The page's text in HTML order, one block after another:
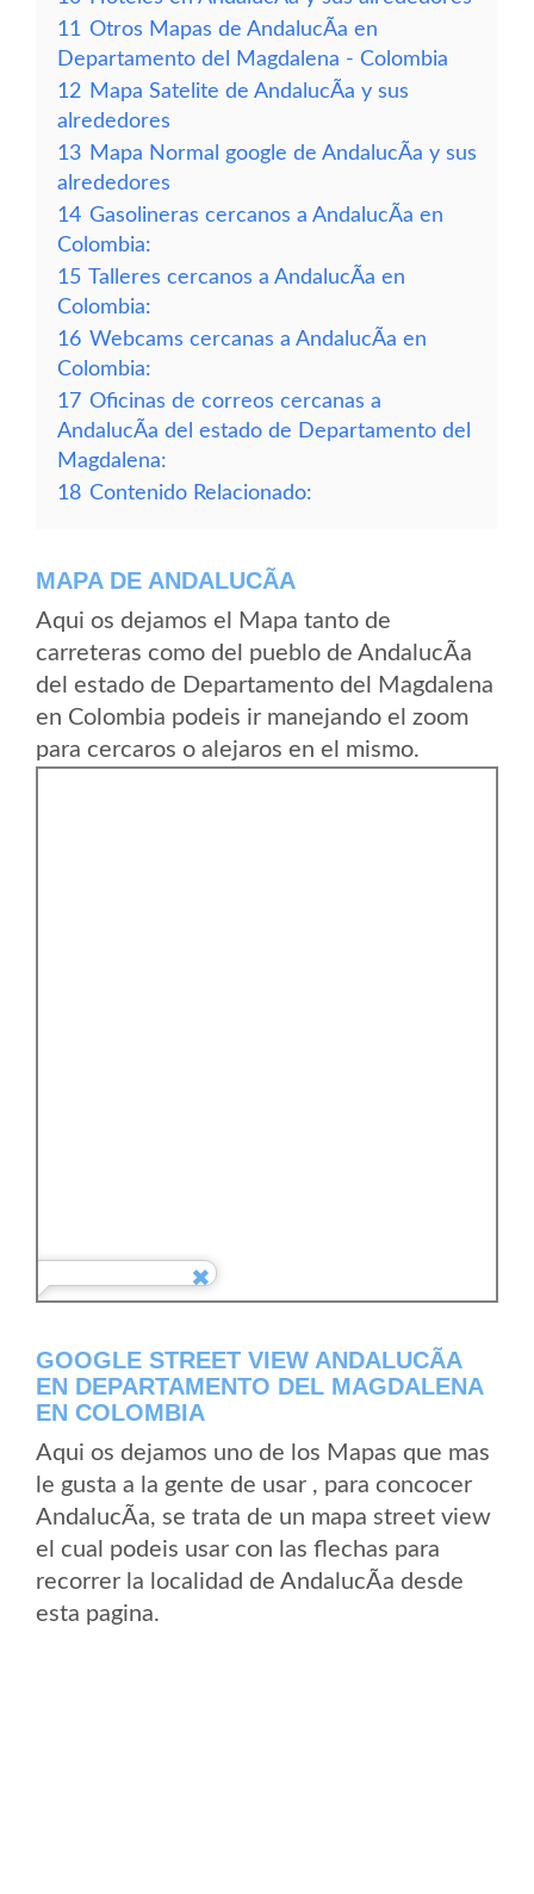
11 Otros Mapas de AndalucÃ­a en
Departamento del Magdalena - Colombia
12 Mapa Satelite de AndalucÃ­a y sus
alrededores
13 Mapa Normal google de AndalucÃ­a y sus
alrededores
14 Gasolineras cercanos a AndalucÃ­a en
Colombia:
15 Talleres cercanos a AndalucÃ­a en
Colombia:
16 Webcams cercanas a AndalucÃ­a en
Colombia:
17 Oficinas de correos cercanas a
AndalucÃ­a del estado de Departamento del
Magdalena:
18 Contenido Relacionado:
MAPA DE ANDALUCÃ­A
Aqui os dejamos el Mapa tanto de
carreteras como del pueblo de AndalucÃ­a
del estado de Departamento del Magdalena
en Colombia podeis ir manejando el zoom
para cercaros o alejaros en el mismo.
GOOGLE STREET VIEW ANDALUCÃ­A
EN DEPARTAMENTO DEL MAGDALENA
EN COLOMBIA
Aqui os dejamos uno de los Mapas que mas
le gusta a la gente de usar , para concocer
AndalucÃ­a, se trata de un mapa street view
el cual podeis usar con las flechas para
recorrer la localidad de AndalucÃ­a desde
esta pagina.